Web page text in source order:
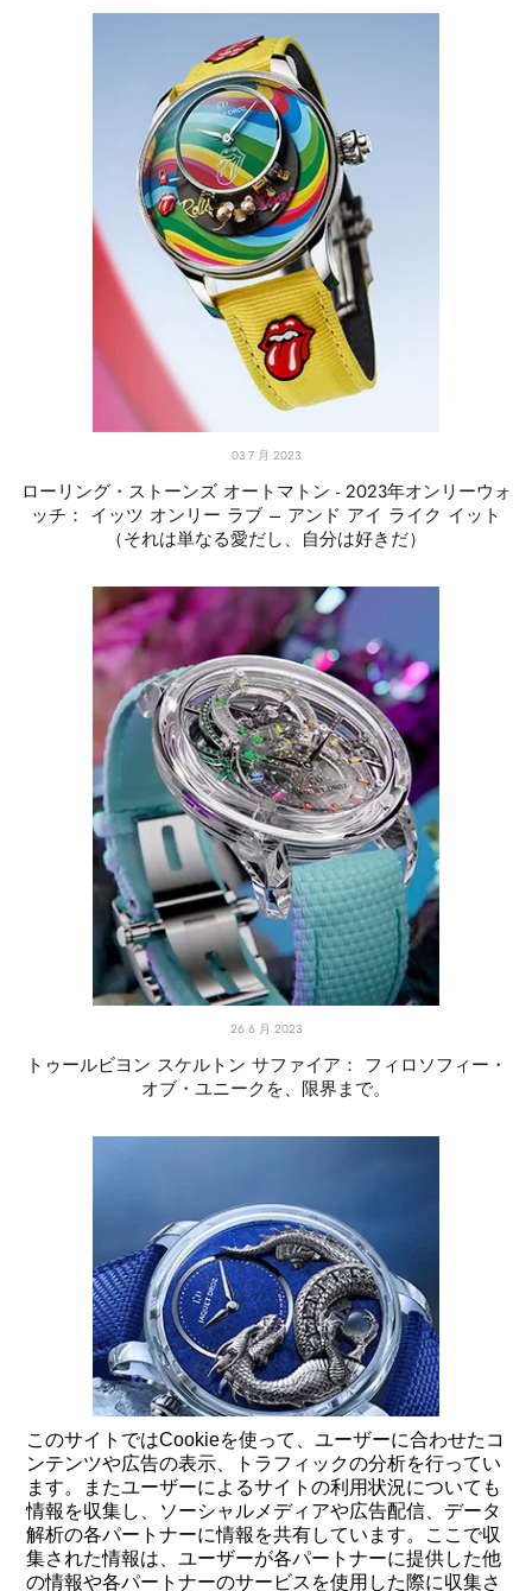
このサイトではCookieを使って、ユーザーに合わせたコ
ンテンツや広告の表示、トラフィックの分析を行ってい
ます。またユーザーによるサイトの利用状況についても
情報を収集し、ソーシャルメディアや広告配信、データ
解析の各パートナーに情報を共有しています。ここで収
集された情報は、ユーザーが各パートナーに提供した他
の情報や各パートナーのサービスを使用した際に収集さ
03 7 月 2023
ローリング・ストーンズ オートマトン - 2023年オンリーウォ
ッチ： イッツ オンリー ラブ – アンド アイ ライク イット
（それは単なる愛だし、自分は好きだ）
26 6 月 2023
トゥールビヨン スケルトン サファイア： フィロソフィー・
オブ・ユニークを、限界まで。
05 7 月 2023